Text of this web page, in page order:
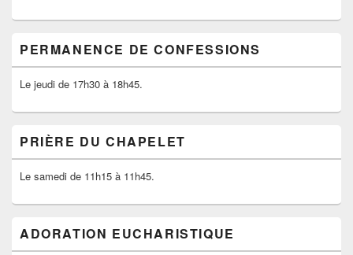
PERMANENCE DE CONFESSIONS
Le jeudi de 17h30 à 18h45.
PRIÈRE DU CHAPELET
Le samedi de 11h15 à 11h45.
ADORATION EUCHARISTIQUE